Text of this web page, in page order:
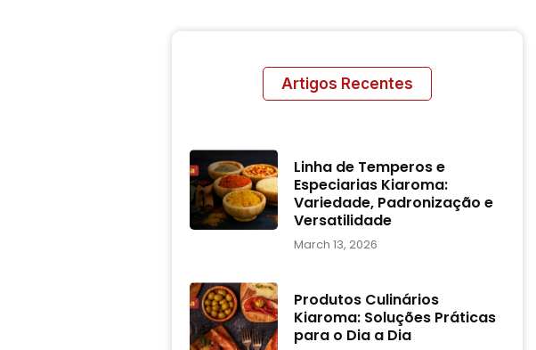
Artigos Recentes
Linha de Temperos e
Especiarias Kiaroma:
Variedade, Padronização e
Versatilidade
March 13, 2026
Produtos Culinários
Kiaroma: Soluções Práticas
para o Dia a Dia